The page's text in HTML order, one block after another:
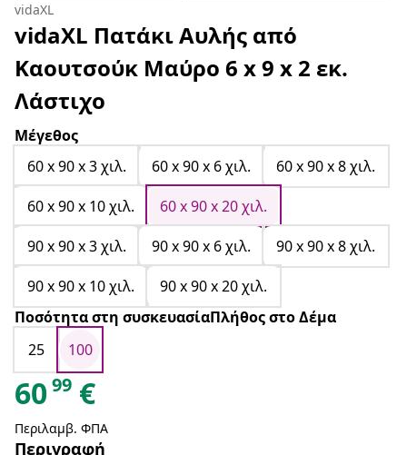
vidaXL
vidaXL Πατάκι Αυλής από
Καουτσούκ Μαύρο 6 x 9 x 2 εκ.
Λάστιχο
Μέγεθος
60 x 90 x 3 χιλ.
60 x 90 x 6 χιλ.
60 x 90 x 8 χιλ.
60 x 90 x 10 χιλ.
60 x 90 x 20 χιλ.
90 x 90 x 3 χιλ.
90 x 90 x 6 χιλ.
90 x 90 x 8 χιλ.
90 x 90 x 10 χιλ.
90 x 90 x 20 χιλ.
Ποσότητα στη συσκευασίαΠλήθος στο Δέμα
25
100
6099 €
Περιλαμβ. ΦΠΑ
Περιγραφή